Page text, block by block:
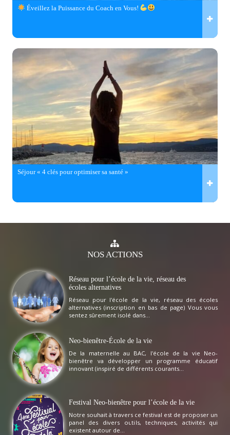
Éveillez la Puissance du Coach en Vous!
Séjour « 4 clés pour optimiser sa santé »
NOSACTIONS
Réseau pour l’école de la vie, réseau des
écoles alternatives
Réseau pour l'école de la vie, réseau des écoles
alternatives (inscription en bas de page) Vous vous
sentez sûrement isolé dans...
Neo-bienêtre-École de la vie
De la maternelle au BAC, l'école de la vie Neo-
bienêtre va développer un programme éducatif
innovant (inspiré de différents courants...
Festival Neo-bienêtre pour l’école de la vie
Notre souhait à travers ce festival est de proposer un
panel des divers outils, techniques, activités qui
existent autour de...